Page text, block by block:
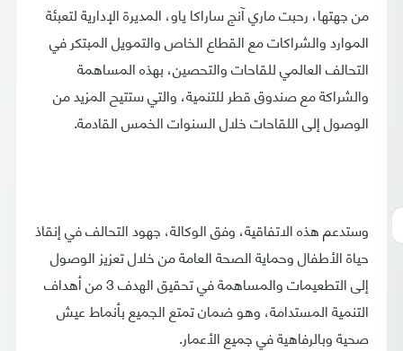
من جهتها، رحبت ماري آنج ساراكا ياو، المديرة الإدارية لتعبئة
الموارد والشراكات مع القطاع الخاص والتمويل المبتكر في
التحالف العالمي للقاحات والتحصين، بهذه المساهمة
والشراكة مع صندوق قطر للتنمية، والتي ستتيح المزيد من
الوصول إلى اللقاحات خلال السنوات الخمس القادمة.
وستدعم هذه الاتفاقية، وفق الوكالة، جهود التحالف في إنقاذ
حياة الأطفال وحماية الصحة العامة من خلال تعزيز الوصول
إلى التطعيمات والمساهمة في تحقيق الهدف 3 من أهداف
التنمية المستدامة، وهو ضمان تمتع الجميع بأنماط عيش
صحية وبالرفاهية في جميع الأعمار.